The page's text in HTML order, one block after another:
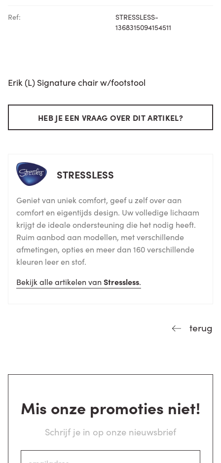
Ref:
STRESSLESS-
1368315094154511
Erik (L) Signature chair w/footstool
HEB JE EEN VRAAG OVER DIT ARTIKEL?
STRESSLESS
Geniet van uniek comfort, geef u zelf over aan
comfort en eigentijds design. Uw volledige lichaam
krijgt de ideale ondersteuning die het nodig heeft.
Ruim aanbod aan modellen, met verschillende
afmetingen, opties en meer dan 160 verschillende
kleuren leer en stof.
Bekijk alle artikelen van Stressless.
terug
Mis onze promoties niet!
Schrijf je in op onze nieuwsbrief